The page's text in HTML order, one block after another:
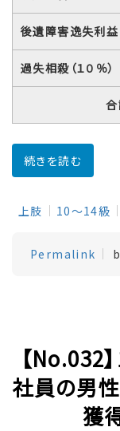
後遺障害逸失利益
過失相殺（１０％）
続きを読む
上肢 10～14級
Permalink
【No.032
社員の男
獲